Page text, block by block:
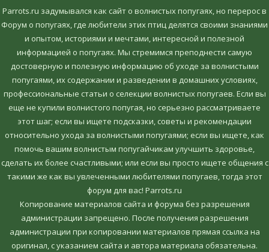
Parrots.ru задумывался как сайт о волнистых попугаях, но перерос в
Форум о попугаях, где любители этих птиц делятся своими знаниями
и опытом, историями и мечтами, интересной и полезной
информацией о попугаях. Мы стремимся преподнести самую
достоверную и полезную информацию об уходе за волнистыми
попугаями, их содержании и разведении в домашних условиях,
профессиональные статьи о селекции волнистых попугаев. Если вы
еще не купили волнистого попугая, но серьезно рассматриваете
этот шаг; если вы ищете подсказки, советы и рекомендации
относительно ухода за волнистыми попугаями; если вы ищете, как
помочь вашим волнистым попугайчикам улучшить здоровье,
сделать их более счастливыми; или если вы просто ищете общения с
такими же как вы увлеченными любителями попугаев, тогда этот
форум для вас! Parrots.ru
Копирование материалов сайта и форума без разрешения
администрации запрещено. После получения разрешения
администрации при копировании материалов прямая ссылка на
оригинал, c указанием сайта и автора материала обязательна.